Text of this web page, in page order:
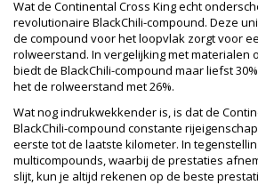
Wat de Continental Cross King echt
revolutionaire BlackChili-compound. Deze
de compound voor het loopvlak zorgt voor
rolweerstand. In vergelijking met materialen
biedt de BlackChili-compound maar liefst
het de rolweerstand met 26%.
Wat nog indrukwekkender is, is dat de
BlackChili-compound constante
eerste tot de laatste kilometer. In
multicompounds, waarbij de prestaties
slijt, kun je altijd rekenen op de beste